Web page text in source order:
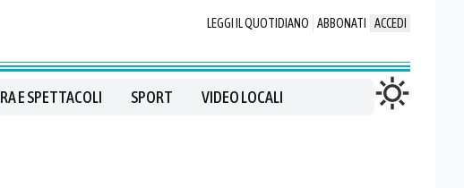
LEGGI IL QUOTIDIANO ABBONATI ACCEDI
E SPETTACOLI SPORT VIDEO LOCALI